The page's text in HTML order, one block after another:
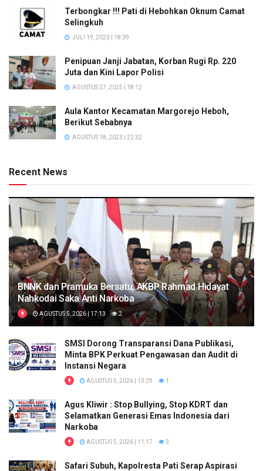
Terbongkar !!! Pati di Hebohkan Oknum Camat
Selingkuh
JULI 19, 2023 | 18:39
Penipuan Janji Jabatan, Korban Rugi Rp. 220
Juta dan Kini Lapor Polisi
AGUSTUS 27, 2025 | 18:12
Aula Kantor Kecamatan Margorejo Heboh,
Berikut Sebabnya
AGUSTUS 18, 2023 | 22:32
Recent News
BNNK dan Pramuka Bersatu, AKBP Rahmad Hidayat
Nahkodai Saka Anti Narkoba
AGUSTUS 5, 2026 | 17:13 2
SMSI Dorong Transparansi Dana Publikasi,
Minta BPK Perkuat Pengawasan dan Audit di
Instansi Negara
AGUSTUS 5, 2026 | 13:29 1
Agus Kliwir : Stop Bullying, Stop KDRT dan
Selamatkan Generasi Emas Indonesia dari
Narkoba
AGUSTUS 5, 2026 | 11:17 3
Safari Subuh, Kapolresta Pati Serap Aspirasi